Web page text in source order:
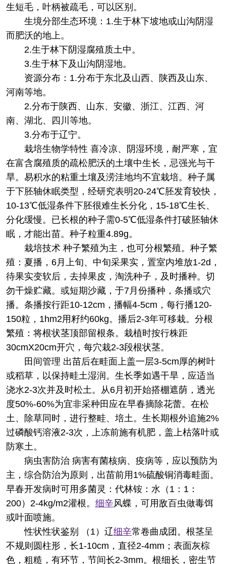
生短毛，叶柄被疏毛，可以区别。
生境分部生态环境：1.生于林下坡地或山沟阴湿
而肥沃的地上。
2.生于林下阴湿腐殖质土中。
3.生于林下及山沟阴湿地。
资源分布：1.分布于东北及山西、陕西及山东、
河南等地。
2.分布于陕西、山东、安徽、浙江、江西、河
南、湖北、四川等地。
3.分布于辽宁。
栽培生物学特性 喜冷凉、阴湿环境，耐严寒，宜
在富含腐殖质的疏松肥沃的土壤中生长，忌强光与干
旱。易积水的粘重土壤及涝洼地均不宜栽培。种子属
于下胚轴休眠类型，经研究表明20-24℃胚发育较快，
10-13℃低湿条件下胚很难生长分化，15-18℃生长、
分化缓慢。已长根的种子需0-5℃低湿条件打破胚轴休
眠，才能出苗。种子粒重4.89g。
栽培技术 种子繁殖为主，也可分根繁殖。种子繁
殖：夏播，6月上旬、中旬采果实，置室内堆放1-2d，
待果实变软后，去掉果皮，淘洗种子，及时播种。切
勿干燥贮藏。或短期沙藏，于7月份播种，条播或穴
播。条播按行距10-12cm，播幅4-5cm，每行播120-
150粒，1hm2用籽约60kg。播后2-3年可移栽。分根
繁殖：将根状茎顶部留根条。栽植时按行株距
30cmX20cm开穴，每穴栽2-3段根状茎。
田间管理 出苗后在畦面上盖一层3-5cm厚的树叶
或稻草，以保持畦土湿润。生长季如遇干旱，应适当
浇水2-3次并及时松土。从6月初开始搭棚遮荫，透光
度50%-60%为宜非采种田应在早春摘除花蕾。在松
土、除草同时，进行整畦、培土。生长期根外追施2%
过磷酸钙溶液2-3次，上冻前施有机肥，盖上枯落叶或
防寒土。
病虫害防治 病害有菌核病、疫病等，应以预防为
主，综合防治为原则，出苗前用1%硫酸铜消毒畦面。
早春开发病时可用多菌灵：代林铵：水（1：1：
200）2-4kg/m2灌根。 细辛风蝶，可用敌百虫做毒饵
或叶面喷施。
性状性状鉴别 （1）辽细辛常卷曲成团。根茎呈
不规则圆柱形，长1-10cm，直径2-4mm；表面灰棕
色，粗糙，有环节，节间长2-3mm。根细长，密生节